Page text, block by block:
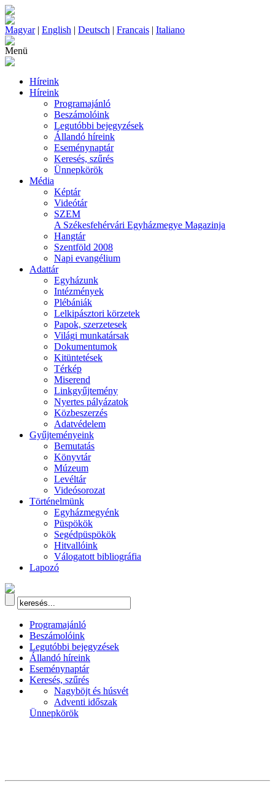
Magyar| English | Deutsch | Francais | Italiano
Menü
Híreink
Híreink
Programajánló
Beszámolóink
Legutóbbi bejegyzések
Állandó híreink
Eseménynaptár
Keresés, szűrés
Ünnepkörök
Média
Képtár
Videótár
SZEM
A Székesfehérvári Egyházmegye Magazinja
Hangtár
Szentföld 2008
Napi evangélium
Adattár
Egyházunk
Intézmények
Plébániák
Lelkipásztori körzetek
Papok, szerzetesek
Világi munkatársak
Dokumentumok
Kitüntetések
Térkép
Miserend
Linkgyűjtemény
Nyertes pályázatok
Közbeszerzés
Adatvédelem
Gyűjteményeink
Bemutatás
Könyvtár
Múzeum
Levéltár
Videósorozat
Történelmünk
Egyházmegyénk
Püspökök
Segédpüspökök
Hitvallóink
Válogatott bibliográfia
Lapozó
Programajánló
Beszámolóink
Legutóbbi bejegyzések
Állandó híreink
Eseménynaptár
Keresés, szűrés
Nagyböjt és húsvét
Adventi időszak
Ünnepkörök